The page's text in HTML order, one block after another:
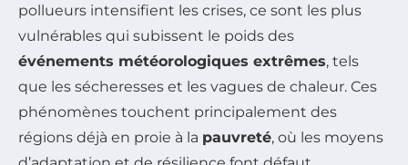
pollueurs intensifient les crises, ce sont les plus
vulnérables qui subissent le poids des
événements météorologiques extrêmes, tels
que les sécheresses et les vagues de chaleur. Ces
phénomènes touchent principalement des
régions déjà en proie à la pauvreté, où les moyens